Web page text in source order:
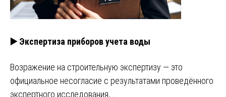
▶️ Экспертиза приборов учета воды
Возражение на строительную экспертизу — это
официальное несогласие с результатами проведённого
экспертного исследования,…